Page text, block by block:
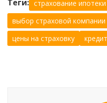
Теги: страхование ипотеки
выбор страховой компании
цены на страховку